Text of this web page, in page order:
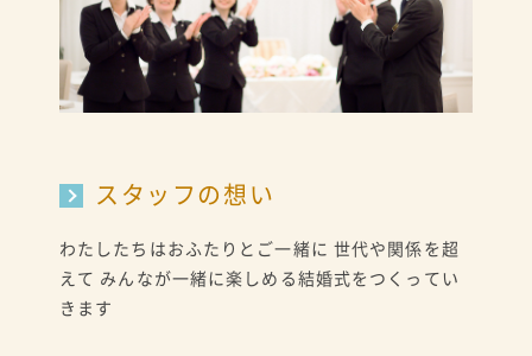
スタッフの想い
わたしたちはおふたりとご一緒に 世代や関係を超
えて みんなが一緒に楽しめる結婚式をつくってい
きます